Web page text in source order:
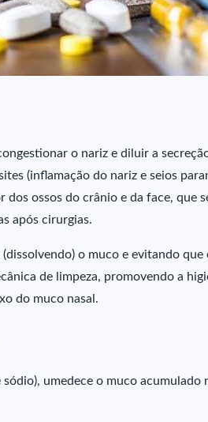
o nariz e diluir a
(inflamação do nariz e seios
ossos do crânio e da face, que
após cirurgias.
o muco e evitando que
de limpeza, promovendo a
do muco nasal.
umedece o muco acumulado